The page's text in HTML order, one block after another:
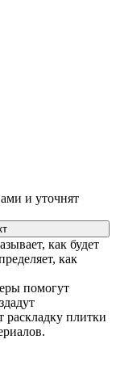
и уточнят
как будет
как
помогут
плитки